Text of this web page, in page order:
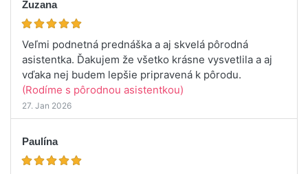
Zuzana
Veľmi podnetná prednáška a aj skvelá pôrodná
asistentka. Ďakujem že všetko krásne vysvetlila a aj
vďaka nej budem lepšie pripravená k pôrodu.
(Rodíme s pôrodnou asistentkou)
27. Jan 2026
Paulína